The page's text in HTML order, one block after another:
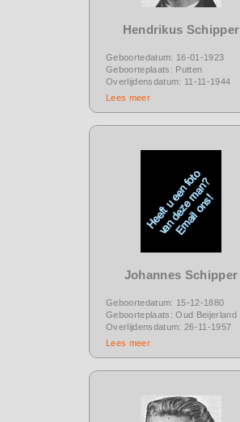
Hendrikus Schipper
Geboortedatum: 16-01-1923
Geboorteplaats: Putten
Overlijdensdatum: 11-11-1944
Lees meer
Johannes Schipper
Geboortedatum: 15-12-1880
Geboorteplaats: Oud Beijerland
Overlijdensdatum: 26-11-1957
Lees meer